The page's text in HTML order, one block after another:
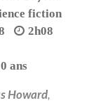
fiction
2h08
ans
Howard,